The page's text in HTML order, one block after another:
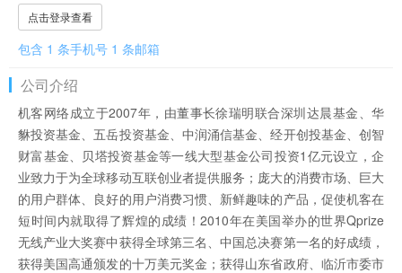
点击登录查看
包含 1 条手机号 1 条邮箱
公司介绍
机客网络成立于2007年，由董事长徐瑞明联合深圳达晨基金、华
貅投资基金、五岳投资基金、中润涌信基金、经开创投基金、创智
财富基金、贝塔投资基金等一线大型基金公司投资1亿元设立，企
业致力于为全球移动互联创业者提供服务；庞大的消费市场、巨大
的用户群体、良好的用户消费习惯、新鲜趣味的产品，促使机客在
短时间内就取得了辉煌的成绩！2010年在美国举办的世界Qprize
无线产业大奖赛中获得全球第三名、中国总决赛第一名的好成绩，
获得美国高通颁发的十万美元奖金；获得山东省政府、临沂市委市